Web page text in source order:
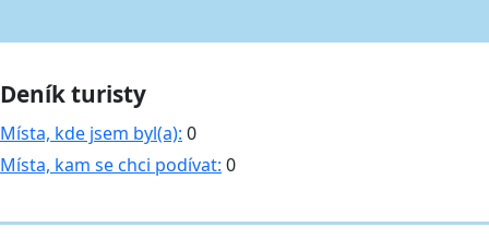
Deník turisty
Místa, kde jsem byl(a): 0
Místa, kam se chci podívat: 0